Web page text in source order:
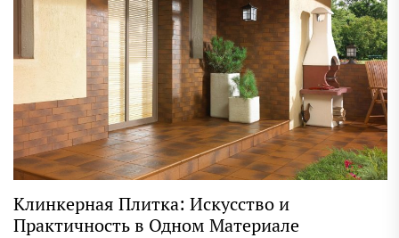
Клинкерная Плитка: Искусство и
Практичность в Одном Материале